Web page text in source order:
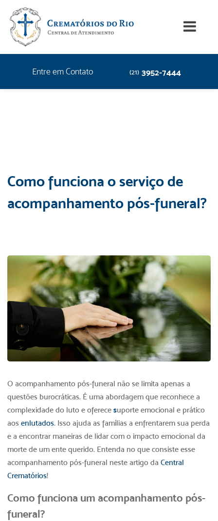
Entre em Contato (21) 3952-7444
Como funciona o serviço de
acompanhamento pós-funeral?
O acompanhamento pós-funeral não se limita apenas a
questões burocráticas. É uma abordagem que reconhece a
complexidade do luto e oferece suporte emocional e prático
aos enlutados. Isso ajuda as famílias a enfrentarem sua perda
e a encontrar maneiras de lidar com o impacto emocional da
morte de um ente querido. Entenda no que consiste esse
acompanhamento pós-funeral neste artigo da Central
Crematórios!
Como funciona um acompanhamento pós-
funeral?